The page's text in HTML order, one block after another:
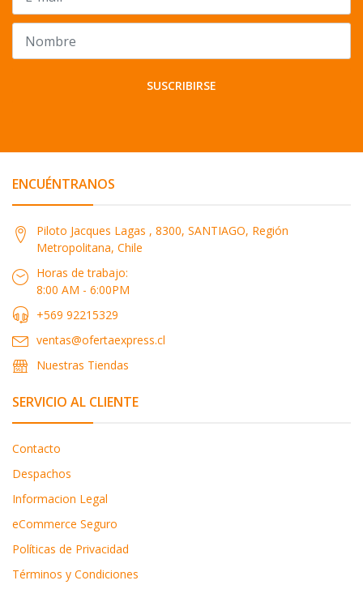
SUSCRIBIRSE
ENCUÉNTRANOS
Piloto Jacques Lagas , 8300, SANTIAGO, Región
Metropolitana, Chile
Horas de trabajo:
8:00 AM - 6:00PM
+569 92215329
ventas@ofertaexpress.cl
Nuestras Tiendas
SERVICIO AL CLIENTE
Contacto
Despachos
Informacion Legal
eCommerce Seguro
Políticas de Privacidad
Términos y Condiciones